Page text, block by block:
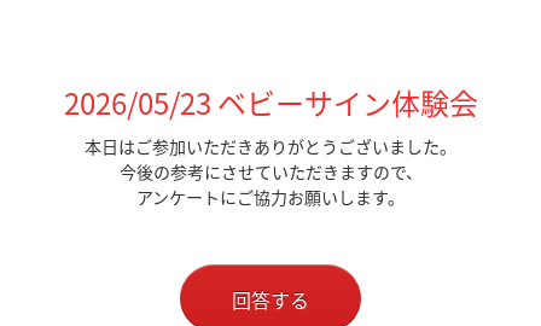
2026/05/23 ベビーサイン体験会
本日はご参加いただきありがとうございました。
今後の参考にさせていただきますので、
アンケートにご協力お願いします。
回答する